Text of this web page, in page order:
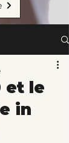
et le
in